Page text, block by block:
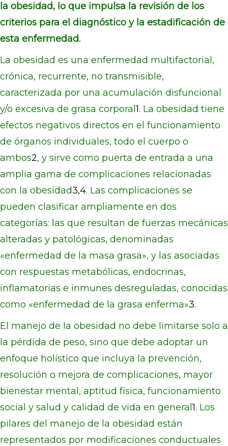
la obesidad, lo que impulsa la revisión de los
criterios para el diagnóstico y la estadificación de
esta enfermedad.
La obesidad es una enfermedad multifactorial,
crónica, recurrente, no transmisible,
caracterizada por una acumulación disfuncional
y/o excesiva de grasa corporal1. La obesidad tiene
efectos negativos directos en el funcionamiento
de órganos individuales, todo el cuerpo o
ambos2, y sirve como puerta de entrada a una
amplia gama de complicaciones relacionadas
con la obesidad3,4. Las complicaciones se
pueden clasificar ampliamente en dos
categorías: las que resultan de fuerzas mecánicas
alteradas y patológicas, denominadas
«enfermedad de la masa grasa», y las asociadas
con respuestas metabólicas, endocrinas,
inflamatorias e inmunes desreguladas, conocidas
como «enfermedad de la grasa enferma»3.
El manejo de la obesidad no debe limitarse solo a
la pérdida de peso, sino que debe adoptar un
enfoque holístico que incluya la prevención,
resolución o mejora de complicaciones, mayor
bienestar mental, aptitud física, funcionamiento
social y salud y calidad de vida en general1. Los
pilares del manejo de la obesidad están
representados por modificaciones conductuales